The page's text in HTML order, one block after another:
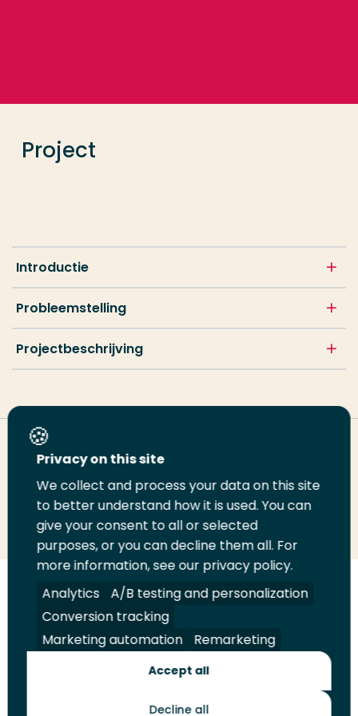
Project
Introductie
Probleemstelling
Projectbeschrijving
Deel deze pagina
Deel
LinkedIn
Deel
op
Twitter
Deel
op
Facebook
Email
deze
pagina
Print
deze
pagina
Volg
ons
op
LinkedIn
Volg
ons
op
Facebook
Volg
ons
op
YouTube
Volg
ons
op
Instagram
Juridisch Security A-Z Index
Contact
Opleiding
Privacy on this site
We collect and process your data on this site
to better understand how it is used. You can
give your consent to all or selected
purposes, or you can decline them all. For
more information, see our privacy policy.
Analytics
A/B testing and personalization
Conversion tracking
Marketing automation
Remarketing
Accept all
Decline all